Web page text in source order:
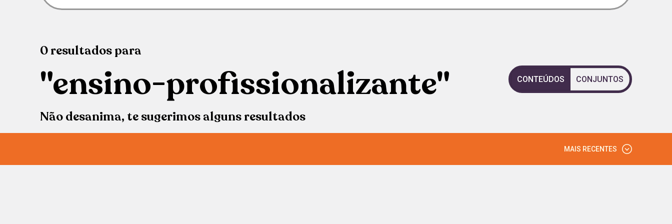
0resultadospara
"ensino-profissionalizante"
Não desanima, te sugerimos alguns resultados
CONTEÚDOS CONJUNTOS
MAIS RECENTES